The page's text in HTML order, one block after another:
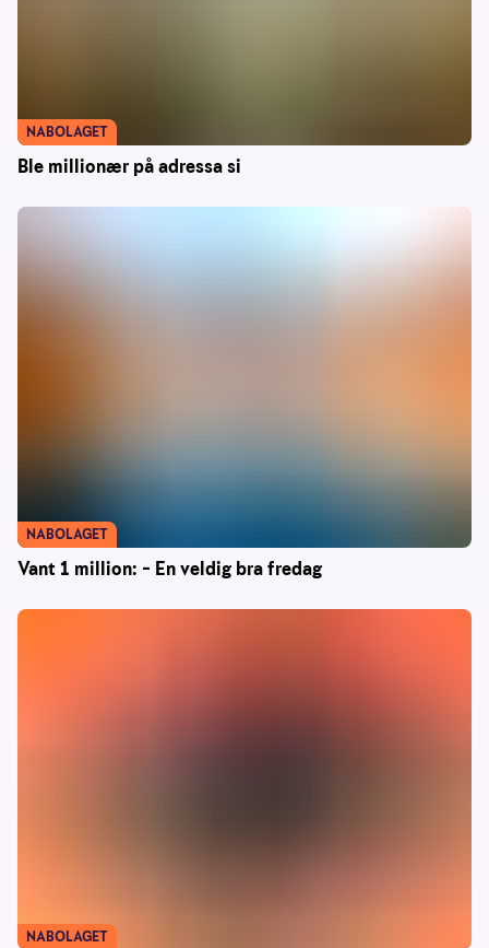
Ble millionær på adressa si
NABOLAGET
Vant 1 million: – En veldig bra fredag
NABOLAGET
NABOLAGET